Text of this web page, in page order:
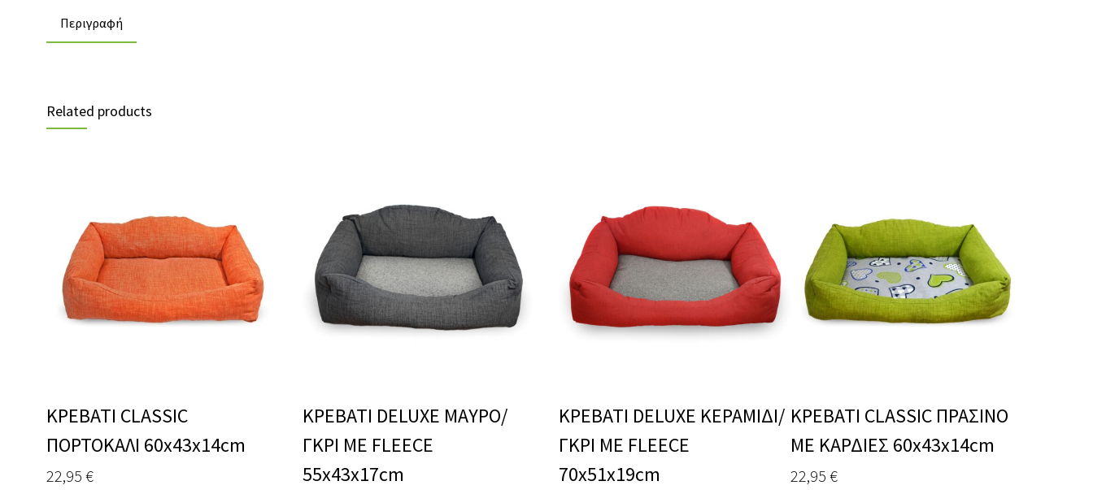
Περιγραφή
Related products
ΚΡΕΒΑΤΙ CLASSIC
ΠΟΡΤΟΚΑΛΙ 60x43x14cm
22,95 €
ΚΡΕΒΑΤΙ DELUXE ΜΑΥΡΟ/
ΓΚΡΙ ΜΕ FLEECE
55x43x17cm
ΚΡΕΒΑΤΙ DELUXE ΚΕΡΑΜΙΔΙ/
ΓΚΡΙ ΜΕ FLEECE
70x51x19cm
ΚΡΕΒΑΤΙ CLASSIC ΠΡΑΣΙΝΟ
ΜΕ ΚΑΡΔΙΕΣ 60x43x14cm
22,95 €